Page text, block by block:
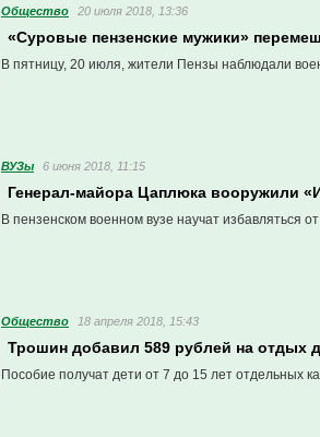
Общество 20 июля 2018, 13:36
«Суровые пензенские мужики»
В пятницу, 20 июля, жители Пензы наблюдали
ВУЗы 6 июня 2018, 11:15
Генерал-майора Цаплюка вооружили
В пензенском военном вузе научат избавляться
Общество 18 апреля 2018, 15:43
Трошин добавил 589 рублей на отдых
Пособие получат дети от 7 до 15 лет отдельных